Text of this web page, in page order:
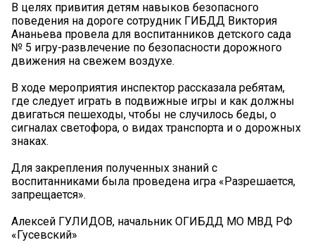
В целях привития детям навыков безопасного
поведения на дороге сотрудник ГИБДД Виктория
Ананьева провела для воспитанников детского сада
№ 5 игру-развлечение по безопасности дорожного
движения на свежем воздухе.
В ходе мероприятия инспектор рассказала ребятам,
где следует играть в подвижные игры и как должны
двигаться пешеходы, чтобы не случилось беды, о
сигналах светофора, о видах транспорта и о дорожных
знаках.
Для закрепления полученных знаний с
воспитанниками была проведена игра «Разрешается,
запрещается».
Алексей ГУЛИДОВ, начальник ОГИБДД МО МВД РФ
«Гусевский»